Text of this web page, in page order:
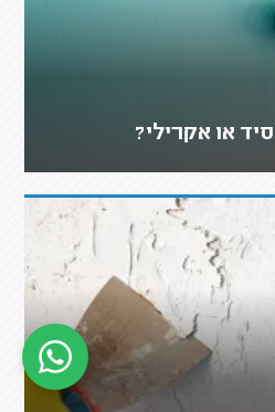
או אקרילי?